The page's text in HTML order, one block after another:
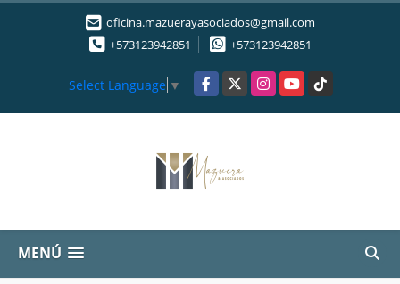
oficina.mazuerayasociados@gmail.com
+573123942851
+573123942851
Select Language ▼ Facebook
X InstagramYouTubeTikTok
MENÚ